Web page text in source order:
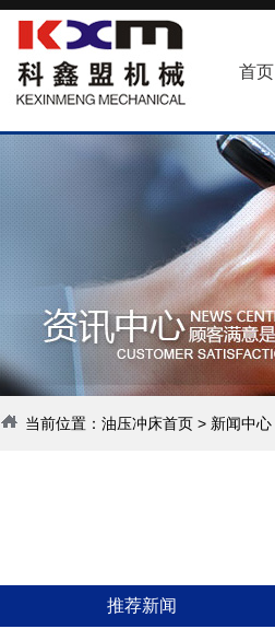
首页
当前位置： 油压冲床首页 > 新闻中心
推荐新闻